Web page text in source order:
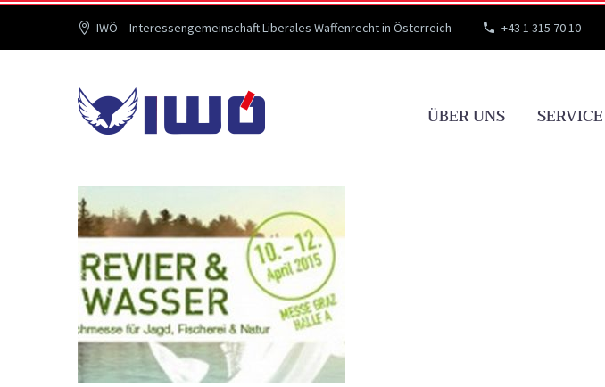
IWÖ – Interessengemeinschaft Liberales Waffenrecht in Österreich +43 1 315 70 10
ÜBER UNS SERVICE